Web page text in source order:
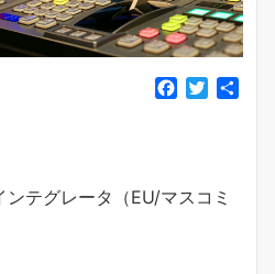
o
e
テグレータ（EU/マスコミ